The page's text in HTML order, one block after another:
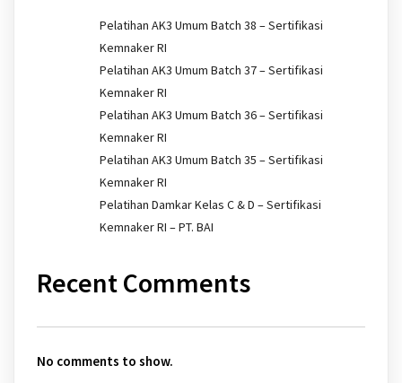
Pelatihan AK3 Umum Batch 38 – Sertifikasi
Kemnaker RI
Pelatihan AK3 Umum Batch 37 – Sertifikasi
Kemnaker RI
Pelatihan AK3 Umum Batch 36 – Sertifikasi
Kemnaker RI
Pelatihan AK3 Umum Batch 35 – Sertifikasi
Kemnaker RI
Pelatihan Damkar Kelas C & D – Sertifikasi
Kemnaker RI – PT. BAI
Recent Comments
No comments to show.